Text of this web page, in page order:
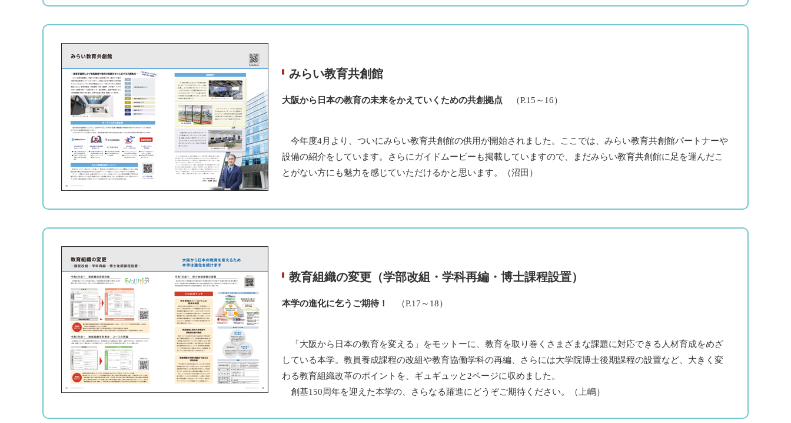
みらい教育共創館
大阪から日本の教育の未来をかえていくための共創拠点 （P.15～16）
今年度4月より、ついにみらい教育共創館の供用が開始されました。ここでは、みらい教育共創館パートナーや
設備の紹介をしています。さらにガイドムービーも掲載していますので、まだみらい教育共創館に足を運んだこ
とがない方にも魅力を感じていただけるかと思います。（沼田）
教育組織の変更（学部改組・学科再編・博士課程設置）
本学の進化に乞うご期待！ （P.17～18）
「大阪から日本の教育を変える」をモットーに、教育を取り巻くさまざまな課題に対応できる人材育成をめざ
している本学。教員養成課程の改組や教育協働学科の再編、さらには大学院博士後期課程の設置など、大きく変
わる教育組織改革のポイントを、ギュギュッと2ページに収めました。
創基150周年を迎えた本学の、さらなる躍進にどうぞご期待ください。（上嶋）